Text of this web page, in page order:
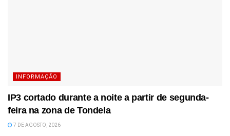
INFORMAÇÃO
IP3 cortado durante a noite a partir de segunda-
feira na zona de Tondela
7 DE AGOSTO, 2026